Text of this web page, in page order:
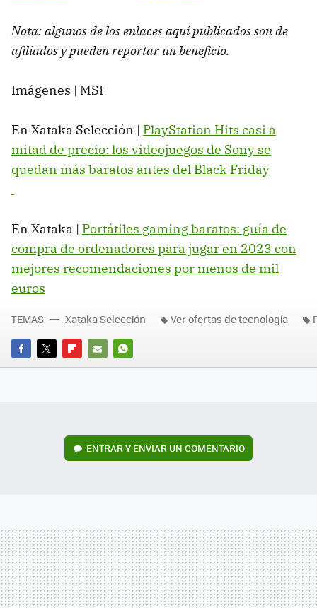
Nota: algunos de los enlaces aquí publicados son de
afiliados y pueden reportar un beneficio.
Imágenes | MSI
En Xataka Selección | PlayStation Hits casi a
mitad de precio: los videojuegos de Sony se
quedan más baratos antes del Black Friday
En Xataka | Portátiles gaming baratos: guía de
compra de ordenadores para jugar en 2023 con
mejores recomendaciones por menos de mil
euros
FACEBOOK
TWITTERFLIPBOARD
E-
WHATSAPP
TEMAS Xataka Selección Ver ofertas de tecnología
ENTRAR Y ENVIAR UN COMENTARIO